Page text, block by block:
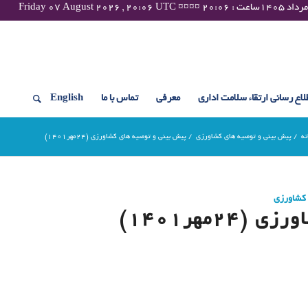
رسانی ارتقاء سلامت اداری معرفی تماس با ما English
/ پیش بینی و توصیه های کشاورزی / پیش بینی و توصیه های کشاورزی (24مهر۱۴۰۱)